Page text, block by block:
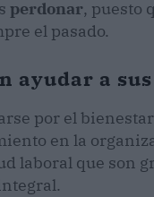
perdonar, puesto
el pasado.
ayudar a
por el
en la
laboral que son